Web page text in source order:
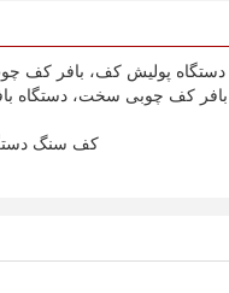
دستگاه پولیش کف، بافر کف
بافر کف چوبی سخت، دستگاه
کف سنگ